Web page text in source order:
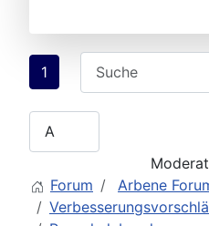
1
Forum
Arbene